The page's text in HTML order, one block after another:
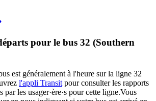
pour le bus 32 (Southern
est généralement à l'heure sur la ligne 32
l'appli Transit pour consulter les rapports
par les usager·ère·s pour cette ligne.Vous